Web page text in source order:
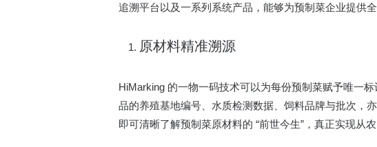
追溯平台以及一系列系统产品，能够为预制菜企业提供
原材料精准溯源​
HiMarking 的一物一码技术可以为每份预制菜赋予唯一
品的养殖基地编号、水质检测数据、饲料品牌与批次，
即可清晰了解预制菜原材料的 “前世今生”，真正实现从